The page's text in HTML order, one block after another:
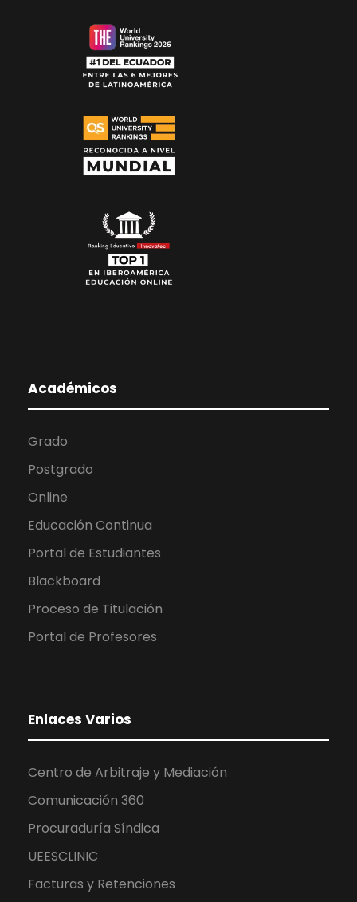
Académicos
Grado
Postgrado
Online
Educación Continua
Portal de Estudiantes
Blackboard
Proceso de Titulación
Portal de Profesores
Enlaces Varios
Centro de Arbitraje y Mediación
Comunicación 360
Procuraduría Síndica
UEESCLINIC
Facturas y Retenciones